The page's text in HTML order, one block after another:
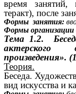
время занятий,
теракт), после
Формы занятия:
Формы организации
Тема 1.2.
актерского
произведения».
Теория.
Беседа.
вид искусства и